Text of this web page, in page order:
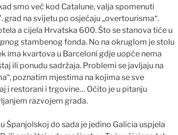
smo već kod Catalune, valja spomenuti
grad na svijetu po osjećaju „overtourisma“.
a cijela Hrvatska 600. Što se stanova tiče u
stambenog fonda. No na okruglom je stolu
ima kvartova u Barceloni gdje uopće nema
ili ponudu sadržaja. Problemi se javljaju na
poznatim mjestima na kojima se sve
i restorani i trgovine… Očito je u pitanju
razvojem grada.
Španjolskoj do sada je jedino Galicia uspjela